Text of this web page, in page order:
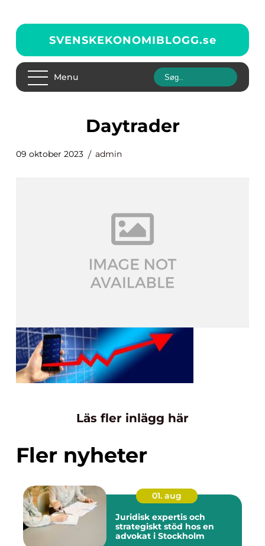
SVENSKEKONOMIBLOGG.se
Menu
daytrader
09 oktober 2023 admin
Läs fler inlägg här
Fler nyheter
01. aug
Juridisk expertis och
strategiskt stöd hos en
advokat i Stockholm